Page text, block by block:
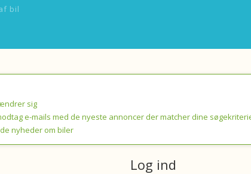
bil
sig
e-mails med de nyeste annoncer der matcher dine
nyheder om biler
Log ind